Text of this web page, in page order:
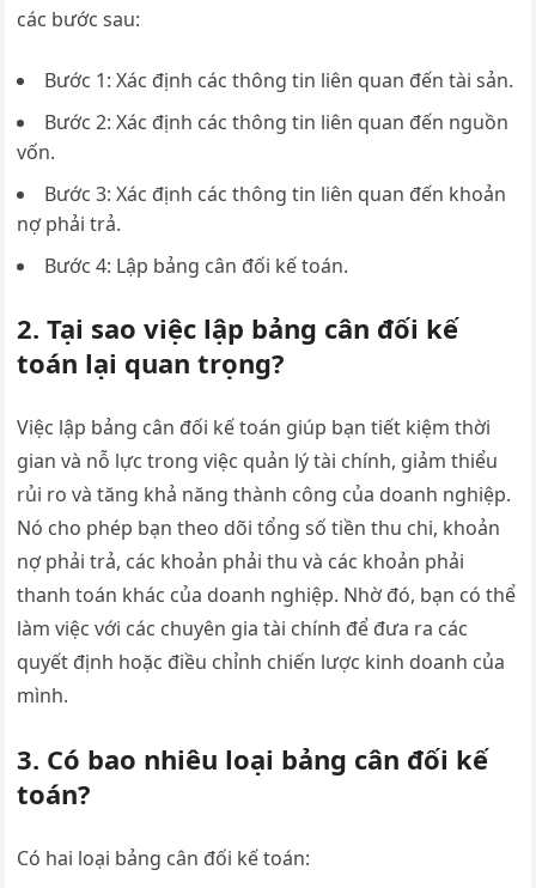
các bước sau:
Bước 1: Xác định các thông tin liên quan đến tài sản.
Bước 2: Xác định các thông tin liên quan đến nguồn
vốn.
Bước 3: Xác định các thông tin liên quan đến khoản
nợ phải trả.
Bước 4: Lập bảng cân đối kế toán.
2. Tại sao việc lập bảng cân đối kế
toán lại quan trọng?
Việc lập bảng cân đối kế toán giúp bạn tiết kiệm thời
gian và nỗ lực trong việc quản lý tài chính, giảm thiểu
rủi ro và tăng khả năng thành công của doanh nghiệp.
Nó cho phép bạn theo dõi tổng số tiền thu chi, khoản
nợ phải trả, các khoản phải thu và các khoản phải
thanh toán khác của doanh nghiệp. Nhờ đó, bạn có thể
làm việc với các chuyên gia tài chính để đưa ra các
quyết định hoặc điều chỉnh chiến lược kinh doanh của
mình.
3. Có bao nhiêu loại bảng cân đối kế
toán?
Có hai loại bảng cân đối kế toán: